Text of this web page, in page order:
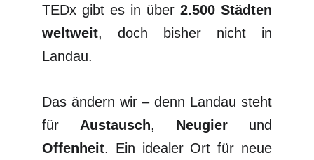
TEDx gibt es in über 2.500 Städten
weltweit, doch bisher nicht in
Landau.
Das ändern wir – denn Landau steht
für Austausch, Neugier und
Offenheit. Ein idealer Ort für neue